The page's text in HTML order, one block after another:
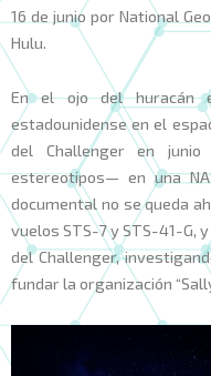
16 de junio por National
Hulu.
En el ojo del huracán
estadounidense en el
del Challenger en
estereotipos— en una
documental no se queda
vuelos STS-7 y STS-41-G,
del Challenger,
fundar la organización